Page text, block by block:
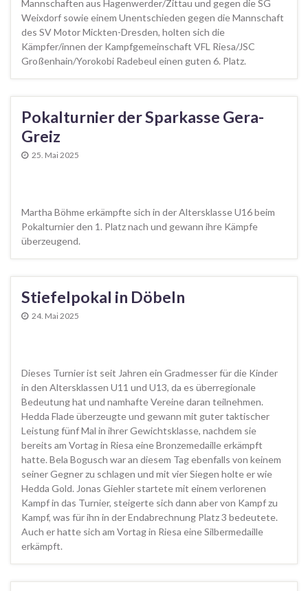
Mannschaften aus Hagenwerder/Zittau und gegen die SG
Weixdorf sowie einem Unentschieden gegen die Mannschaft
des SV Motor Mickten-Dresden, holten sich die
Kämpfer/innen der Kampfgemeinschaft VFL Riesa/JSC
Großenhain/Yorokobi Radebeul einen guten 6. Platz.
Pokalturnier der Sparkasse Gera-
Greiz
25. Mai 2025
Martha Böhme erkämpfte sich in der Altersklasse U16 beim
Pokalturnier den 1. Platz nach und gewann ihre Kämpfe
überzeugend.
Stiefelpokal in Döbeln
24. Mai 2025
Dieses Turnier ist seit Jahren ein Gradmesser für die Kinder
in den Altersklassen U11 und U13, da es überregionale
Bedeutung hat und namhafte Vereine daran teilnehmen.
Hedda Flade überzeugte und gewann mit guter taktischer
Leistung fünf Mal in ihrer Gewichtsklasse, nachdem sie
bereits am Vortag in Riesa eine Bronzemedaille erkämpft
hatte. Bela Bogusch war an diesem Tag ebenfalls von keinem
seiner Gegner zu schlagen und mit vier Siegen holte er wie
Hedda Gold. Jonas Giehler startete mit einem verlorenen
Kampf in das Turnier, steigerte sich dann aber von Kampf zu
Kampf, was für ihn in der Endabrechnung Platz 3 bedeutete.
Auch er hatte sich am Vortag in Riesa eine Silbermedaille
erkämpft.